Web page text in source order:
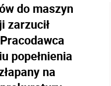
do maszyn
zarzucił
popełnienia
na